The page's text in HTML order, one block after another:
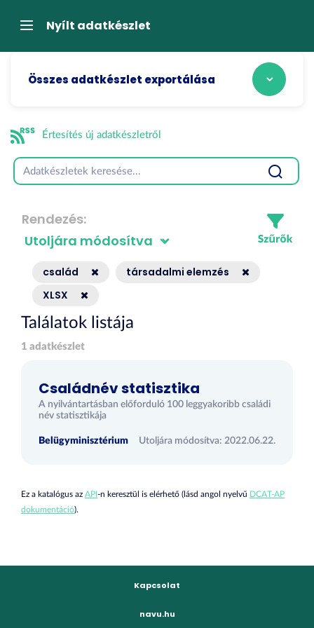
átugrásaNavigációNyílt adatkészlet
Összes adatkészlet exportálása
Értesítés új adatkészletről
Rendezés
család
társadalmi elemzés
XLSX
Találatok listája
1 adatkészlet
Családnév statisztika
A nyilvántartásban előforduló 100 leggyakoribb családi
név statisztikája
Belügyminisztérium Utoljára módosítva: 2022.06.22.
Ez a katalógus az API-n keresztül is elérhető (lásd angol nyelvű DCAT-AP
dokumentáció).
Kapcsolat
navu.hu